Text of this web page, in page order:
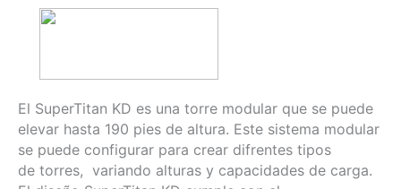
El SuperTitan KD es una torre modular que se puede
elevar hasta 190 pies de altura. Este sistema modular
se puede configurar para crear difrentes tipos
de torres, variando alturas y capacidades de carga.